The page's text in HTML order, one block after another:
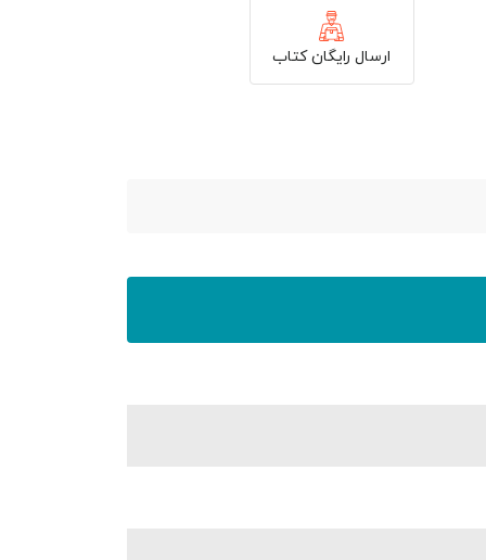
ارسال رایگان کتاب